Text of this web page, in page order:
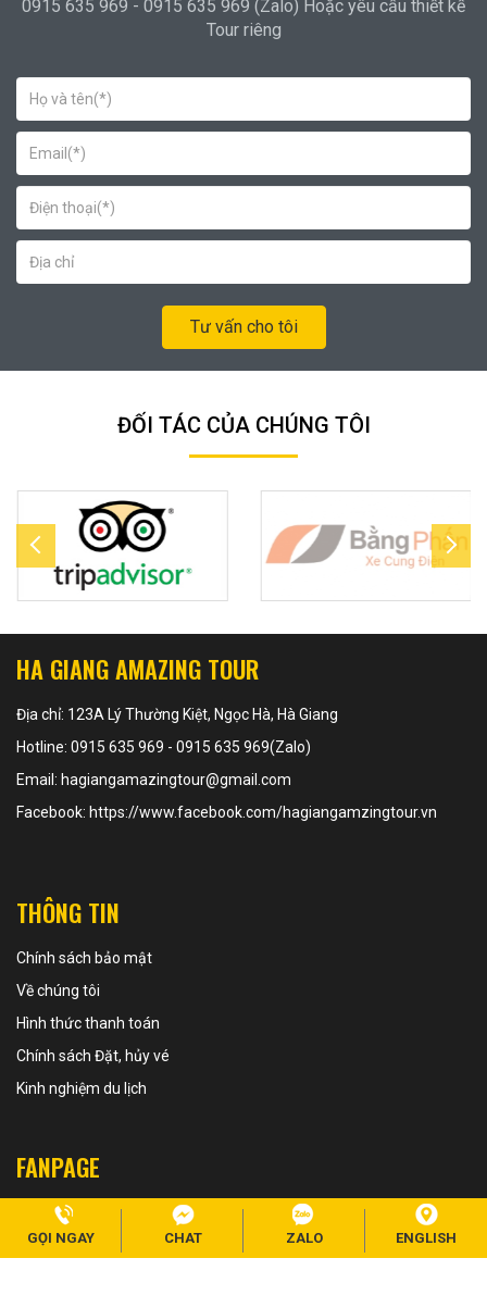
0915 635 969 - 0915 635 969 (Zalo) Hoặc yêu cầu thiết kế
Tour riêng
Tư vấn cho tôi
ĐỐI TÁC CỦA CHÚNG TÔI
HA GIANG AMAZING TOUR
Địa chỉ: 123A Lý Thường Kiệt, Ngọc Hà, Hà Giang
Hotline: 0915 635 969 - 0915 635 969(Zalo)
Email: hagiangamazingtour@gmail.com
Facebook: https://www.facebook.com/hagiangamzingtour.vn
THÔNG TIN
Chính sách bảo mật
Về chúng tôi
Hình thức thanh toán
Chính sách Đặt, hủy vé
Kinh nghiệm du lịch
FANPAGE
GỌI NGAY CHAT ZALO ENGLISH